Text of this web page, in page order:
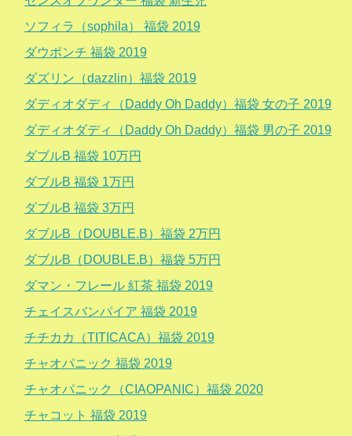
ソフィラ（sophila） 福袋 2019
ダウポンチ 福袋 2019
ダズリン（dazzlin）福袋 2019
ダディオダディ（Daddy Oh Daddy）福袋 女の子 2019
ダディオダディ（Daddy Oh Daddy）福袋 男の子 2019
ダブルB 福袋 10万円
ダブルB 福袋 1万円
ダブルB 福袋 3万円
ダブルB（DOUBLE.B）福袋 2万円
ダブルB（DOUBLE.B）福袋 5万円
ダマン・フレール 紅茶 福袋 2019
チェイスバンパイア 福袋 2019
チチカカ（TITICACA）福袋 2019
チャオパニック 福袋 2019
チャオパニック（CIAOPANIC）福袋 2020
チャコット 福袋 2019